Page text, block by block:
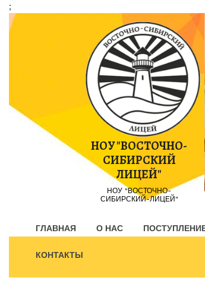
;
Пропустить
контент
НОУ "ВОСТОЧНО-
СИБИРСКИЙ
ЛИЦЕЙ"
НОУ "ВОСТОЧНО-
СИБИРСКИЙ-ЛИЦЕЙ"
ГЛАВНАЯ О НАС
КОНТАКТЫ